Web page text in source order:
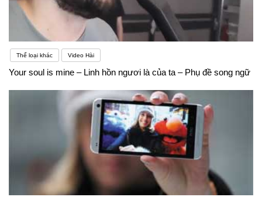
Thể loại khác Video Hài
Your soul is mine – Linh hồn ngươi là của ta – Phụ đề song ngữ